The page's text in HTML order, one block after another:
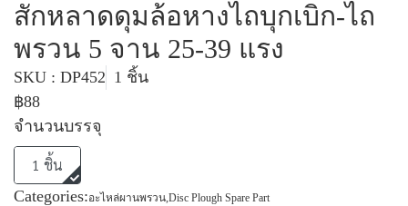
สักหลาดดุมล้อหางไถบุกเบิก-ไถ
พรวน 5 จาน 25-39 แรง
SKU : DP452 1 ชิ้น
฿88
จำนวนบรรจุ
1 ชิ้น
Categories:อะไหล่ผานพรวน,Disc Plough Spare Part